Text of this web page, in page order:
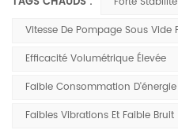
Vitesse De Pompage Sous Vide
Efficacité Volumétrique Élevée
Faible Consommation
Faibles Vibrations Et Faible Bruit